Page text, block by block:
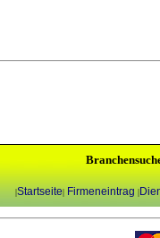
|Startseite| Firmeneintrag |